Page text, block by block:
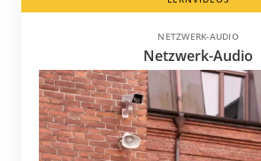
NETZWERK-AUDIO
Netzwerk-Audio